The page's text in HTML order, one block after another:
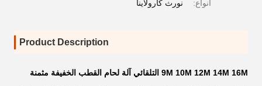
أنواع: نورث كارولاينا
Product Description
9M 10M 12M 14M 16M التلقائي آلة لحام القطب الخفيفة مثمنة